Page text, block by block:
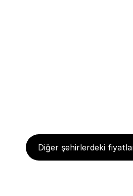
Diğer şehirlerdeki